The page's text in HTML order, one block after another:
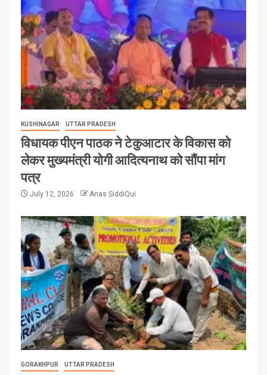
KUSHINAGAR UTTAR PRADESH
विधायक पीएन पाठक ने टेकुआटार के विकास को
लेकर मुख्यमंत्री योगी आदित्यनाथ को सौंपा मांग
पत्र
July 12, 2026 Anas SiddiQui
GORAKHPUR UTTAR PRADESH